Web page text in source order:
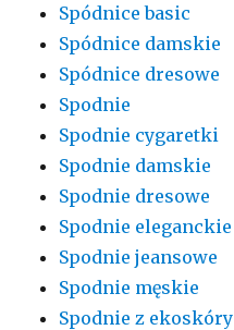
Spódnice basic
Spódnice damskie
Spódnice dresowe
Spodnie
Spodnie cygaretki
Spodnie damskie
Spodnie dresowe
Spodnie eleganckie
Spodnie jeansowe
Spodnie męskie
Spodnie z ekoskóry